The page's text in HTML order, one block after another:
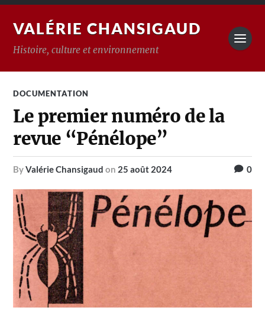
VALÉRIE CHANSIGAUD
Histoire, culture et environnement
DOCUMENTATION
Le premier numéro de la
revue “Pénélope”
byValérie Chansigaud on 25 août 2024 0